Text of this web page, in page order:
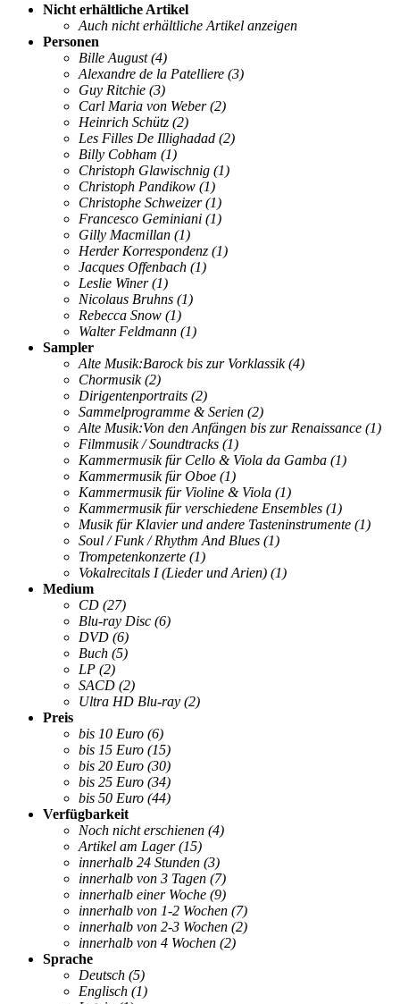
Nicht erhältliche Artikel
Auch nicht erhältliche Artikel anzeigen
Personen
Bille August (4)
Alexandre de la Patelliere (3)
Guy Ritchie (3)
Carl Maria von Weber(2)
Heinrich Schütz (2)
Les Filles De Illighadad (2)
Billy Cobham (1)
Christoph Glawischnig (1)
Christoph Pandikow (1)
Christophe Schweizer(1)
Francesco Geminiani (1)
Gilly Macmillan (1)
Herder Korrespondenz (1)
Jacques Offenbach (1)
Leslie Winer (1)
Nicolaus Bruhns (1)
Rebecca Snow (1)
Walter Feldmann (1)
Sampler
Alte Musik:Barock bis zur Vorklassik (4)
Chormusik (2)
Dirigentenportraits (2)
Sammelprogramme & Serien (2)
Alte Musik:Von den Anfängen bis zur Renaissance (1)
Filmmusik / Soundtracks (1)
Kammermusik für Cello & Viola da Gamba (1)
Kammermusik für Oboe (1)
Kammermusik für Violine & Viola (1)
Kammermusik für verschiedene Ensembles (1)
Musik für Klavier und andere Tasteninstrumente (1)
Soul / Funk / Rhythm And Blues (1)
Trompetenkonzerte (1)
Vokalrecitals I (Lieder und Arien) (1)
Medium
CD (27)
Blu-ray Disc (6)
DVD (6)
Buch (5)
LP (2)
SACD (2)
Ultra HD Blu-ray (2)
Preis
bis 10 Euro (6)
bis 15 Euro (15)
bis 20 Euro (30)
bis 25 Euro (34)
bis 50 Euro (44)
Verfügbarkeit
Noch nicht erschienen (4)
Artikel am Lager (15)
innerhalb 24 Stunden (3)
innerhalb von 3 Tagen (7)
innerhalb einer Woche (9)
innerhalb von 1-2 Wochen (7)
innerhalb von 2-3 Wochen (2)
innerhalb von 4 Wochen (2)
Sprache
Deutsch (5)
Englisch (1)